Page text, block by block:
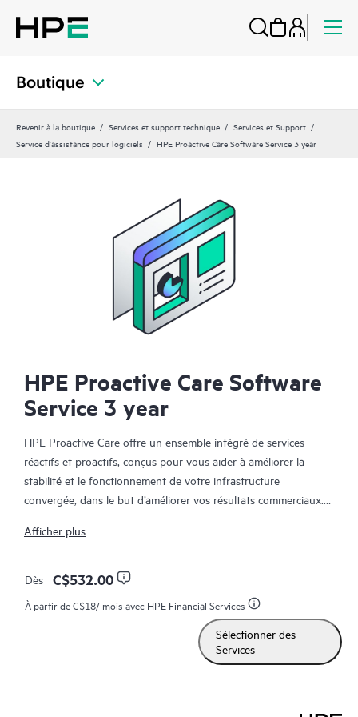
Boutique
Revenir à la boutique Services et support technique
Services et Support
Service d’assistance pour logiciels
HPE Proactive Care Software Service 3 year
HPE Proactive Care Software
Service 3 year
HPE Proactive Care offre un ensemble intégré de services
réactifs et proactifs, conçus pour vous aider à améliorer la
stabilité et le fonctionnement de votre infrastructure
convergée, dans le but d’améliorer vos résultats commerciaux.
nombreux composants ont besoin de fonctionner ensemble
pour prendre en charge les appareils dans ces environnements,
en offrant une solution de support amélioré qui couvre les
serveurs, les systèmes d’exploitation, les hyperviseurs, le
techniciens spécialisés en solutions qui géreront votre dossier
Afficher plus
Dès C$532.00
À partir deC$18/ mois avec HPE Financial Services
Sélectionner des
Services